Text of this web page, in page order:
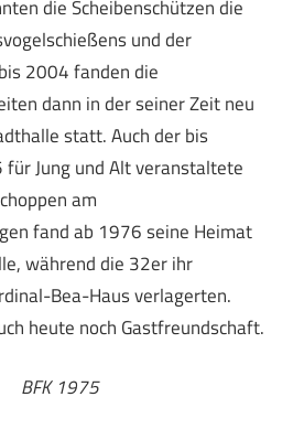
die Scheibenschützen die
und der
2004 fanden die
dann in der seiner Zeit neu
statt. Auch der bis
Jung und Alt veranstaltete
am
fand ab 1976 seine Heimat
während die 32er ihr
Bea-Haus verlagerten.
heute noch Gastfreundschaft.
BFK 1975